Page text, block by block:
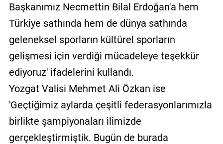
Başkanımız Necmettin Bilal Erdoğan'a hem
Türkiye sathında hem de dünya sathında
geleneksel sporların kültürel sporların
gelişmesi için verdiği mücadeleye teşekkür
ediyoruz' ifadelerini kullandı.
Yozgat Valisi Mehmet Ali Özkan ise
'Geçtiğimiz aylarda çeşitli federasyonlarımızla
birlikte şampiyonaları ilimizde
gerçekleştirmiştik. Bugün de burada